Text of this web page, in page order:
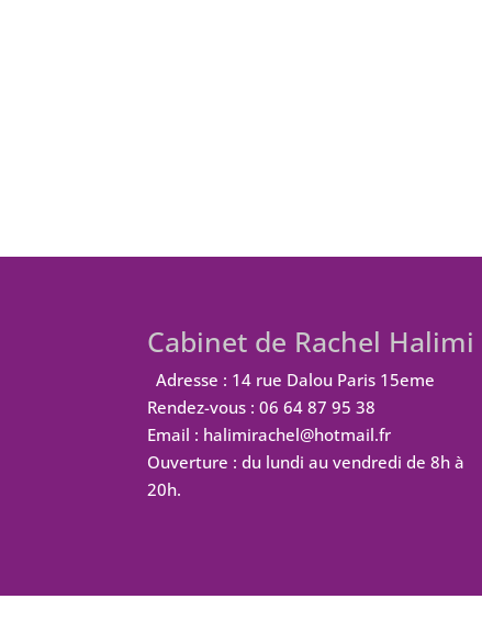
Cabinet de Rachel Halimi
Adresse : 14 rue Dalou Paris 15eme
Rendez-vous : 06 64 87 95 38
Email : halimirachel@hotmail.fr
Ouverture : du lundi au vendredi de 8h à
20h.